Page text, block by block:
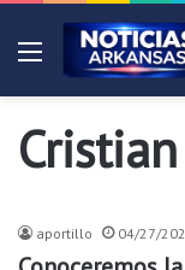
Menú
aportillo 04/27/